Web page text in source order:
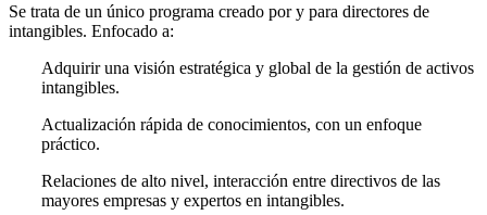
Se trata de un único programa creado por y para directores de
intangibles. Enfocado a:
Adquirir una visión estratégica y global de la gestión de activos
intangibles.
Actualización rápida de conocimientos, con un enfoque
práctico.
Relaciones de alto nivel, interacción entre directivos de las
mayores empresas y expertos en intangibles.